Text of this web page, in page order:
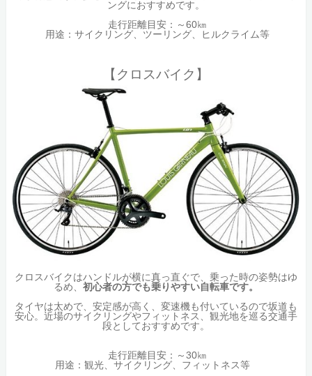
ングにおすすめです。
走行距離目安：～60㎞
用途：サイクリング、ツーリング、ヒルクライム等
【クロスバイク】
クロスバイクはハンドルが横に真っ直ぐで、乗った時の姿勢はゆ
るめ、 初心者の方でも乗りやすい自転車です。
タイヤは太めで、安定感が高く、変速機も付いているので坂道も
安心。近場のサイクリングやフィットネス、観光地を巡る交通手
段としておすすめです。
走行距離目安：～30㎞
用途：観光、サイクリング、フィットネス等